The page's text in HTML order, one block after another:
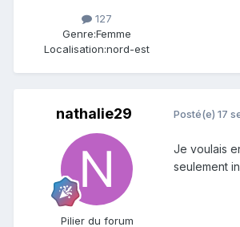
127
Genre:Femme
Localisation:nord-est
nathalie29
Pilier du forum
Posté(e) 17
Je voulais
seulement